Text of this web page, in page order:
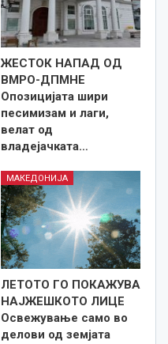
ЖЕСТОК НАПАД ОД
ВМРО-ДПМНЕ
Опозицијата шири
песимизам и лаги,
велат од
владејачката…
МАКЕДОНИЈА
ЛЕТОТО ГО ПОКАЖУВА
НАЈЖЕШКОТО ЛИЦE
Освежување само во
делови од земјата